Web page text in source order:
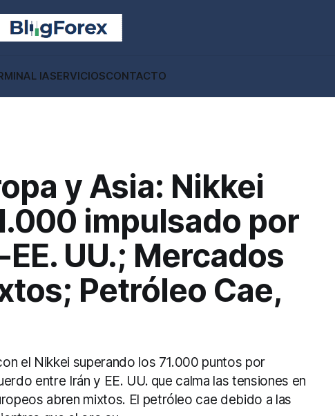
IASERVICIOSCONTACTO
y Asia: Nikkei
impulsado por
UU.; Mercados
Petróleo Cae,
el Nikkei superando los 71.000 puntos por
entre Irán y EE. UU. que calma las tensiones en
abren mixtos. El petróleo cae debido a las